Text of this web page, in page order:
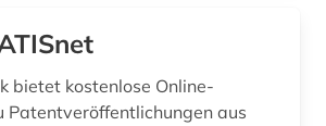
optische nachrichtentechnik (2)
bietet kostenlose Online-
Patentveröffentlichungen aus